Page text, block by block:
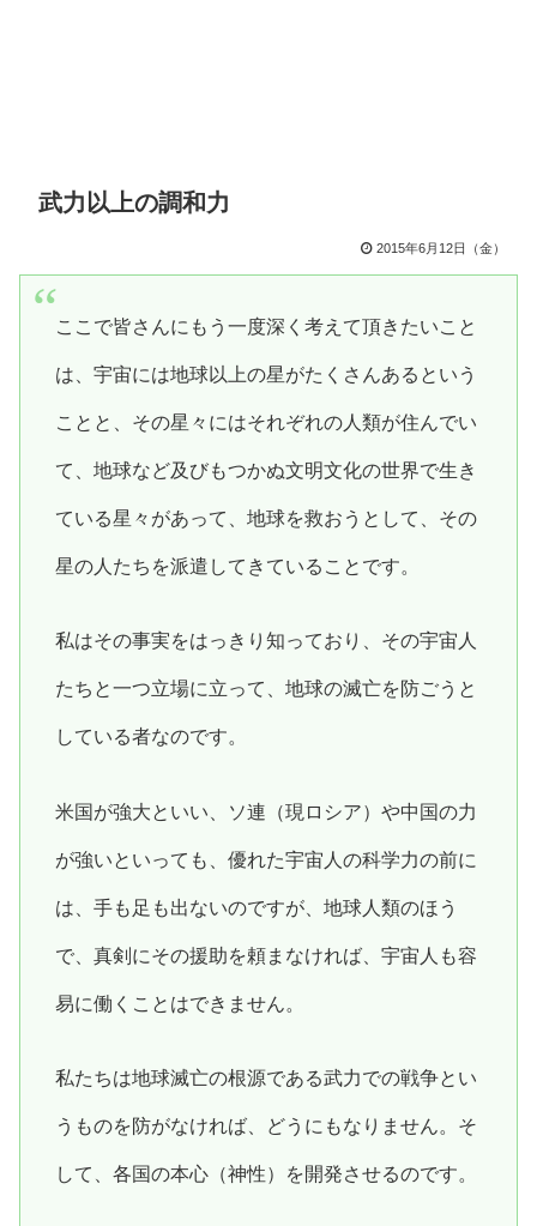
武力以上の調和力
2015年6月12日（金）
ここで皆さんにもう一度深く考えて頂きたいこと
は、宇宙には地球以上の星がたくさんあるという
ことと、その星々にはそれぞれの人類が住んでい
て、地球など及びもつかぬ文明文化の世界で生き
ている星々があって、地球を救おうとして、その
星の人たちを派遣してきていることです。
私はその事実をはっきり知っており、その宇宙人
たちと一つ立場に立って、地球の滅亡を防ごうと
している者なのです。
米国が強大といい、ソ連（現ロシア）や中国の力
が強いといっても、優れた宇宙人の科学力の前に
は、手も足も出ないのですが、地球人類のほう
で、真剣にその援助を頼まなければ、宇宙人も容
易に働くことはできません。
私たちは地球滅亡の根源である武力での戦争とい
うものを防がなければ、どうにもなりません。そ
して、各国の本心（神性）を開発させるのです。